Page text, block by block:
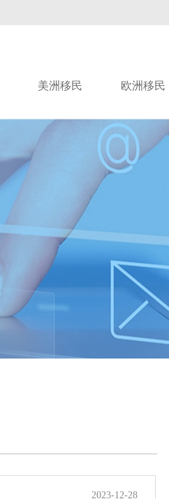
美洲移民 欧洲移民
2023-12-28